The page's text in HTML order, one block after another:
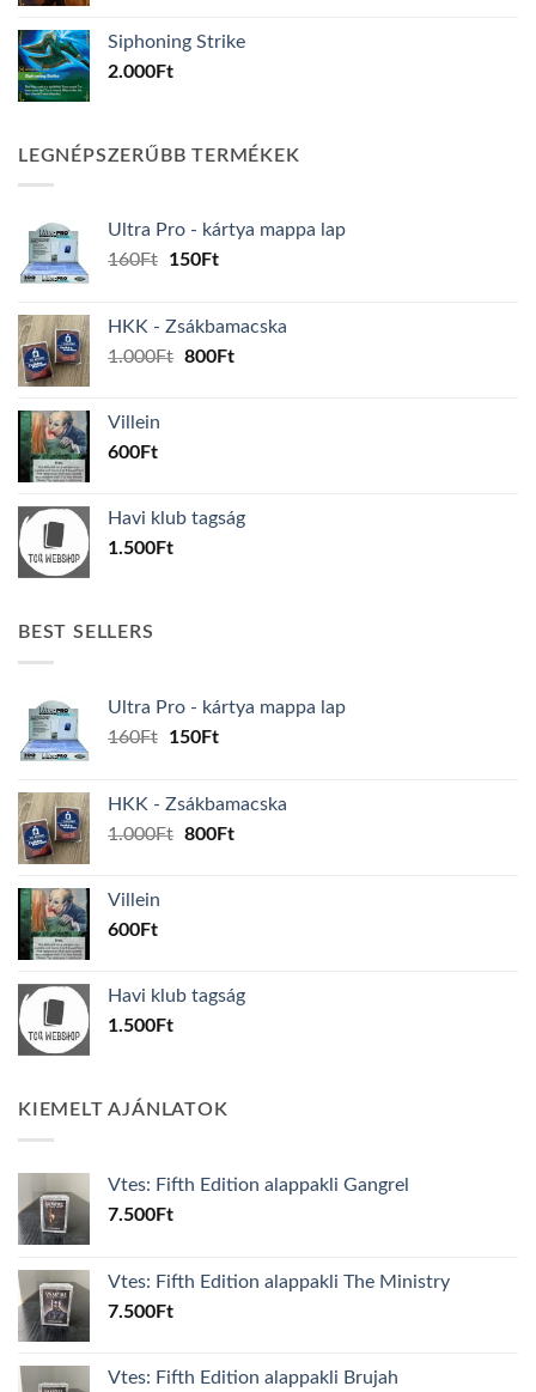
Siphoning Strike
2.000Ft
LEGNÉPSZERŰBB TERMÉKEK
Ultra Pro - kártya mappa lap
160Ft
Original
160Ft.
150FtCurrent
150Ft.
HKK - Zsákbamacska
1.000Ft Original
800FtCurrent
Villein
600Ft
Havi klub tagság
1.500Ft
BEST SELLERS
Ultra Pro - kártya mappa lap
160Ft
Original
160Ft.
150FtCurrent
150Ft.
HKK - Zsákbamacska
1.000Ft Original
800FtCurrent
Villein
600Ft
Havi klub tagság
1.500Ft
KIEMELT AJÁNLATOK
Vtes: Fifth Edition alappakli Gangrel
7.500Ft
Vtes: Fifth Edition alappakli The Ministry
7.500Ft
Vtes: Fifth Edition alappakli Brujah